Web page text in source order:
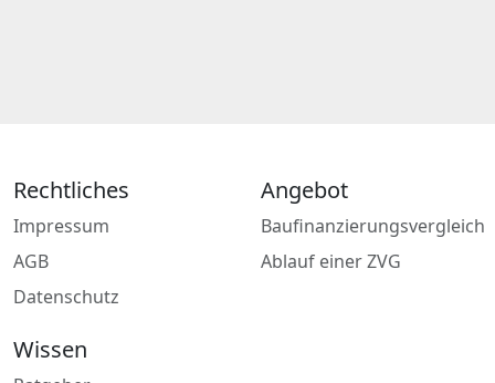
Rechtliches
Impressum
AGB
Datenschutz
Angebot
Baufinanzierungsvergleich
Ablauf einer ZVG
Wissen